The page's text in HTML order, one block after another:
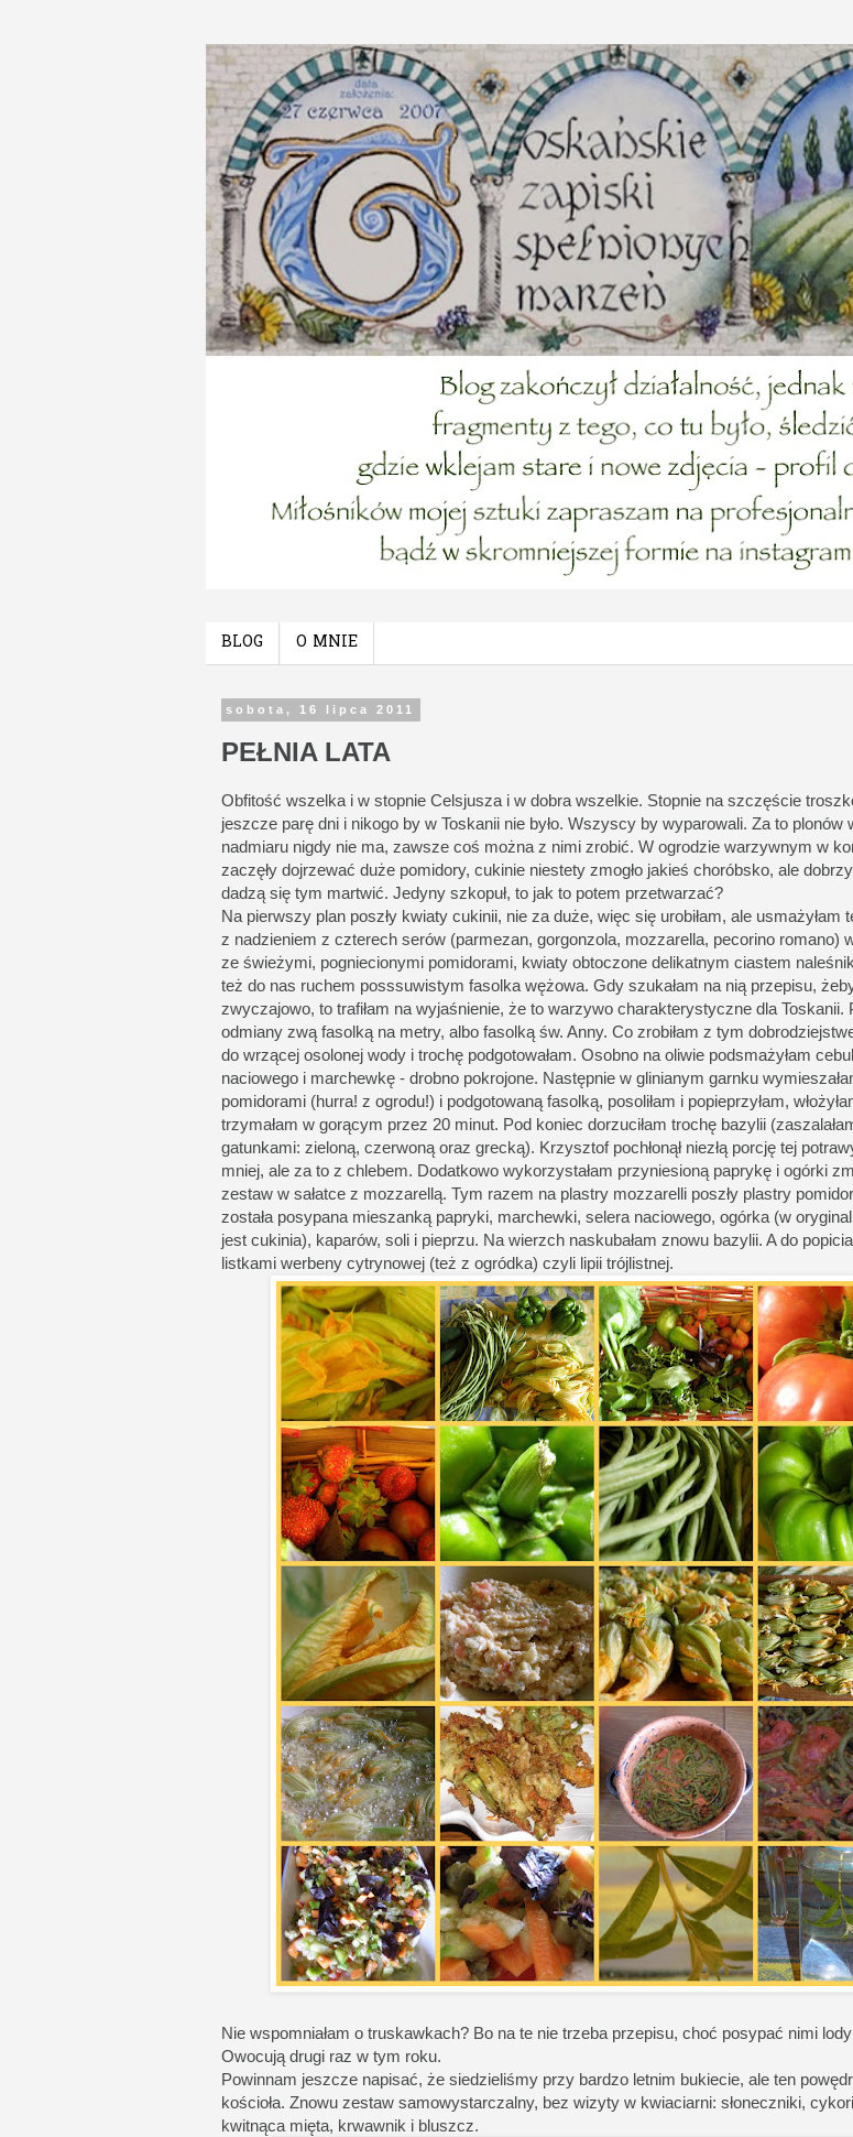
BLOG O MNIE
sobota, 16 lipca 2011
PEŁNIA LATA
Obfitość wszelka i w stopnie Celsjusza i w dobra wszelkie. Stopnie na szczęście
jeszcze parę dni i nikogo by w Toskanii nie było. Wszyscy by wyparowali. Za to plonów
nadmiaru nigdy nie ma, zawsze coś można z nimi zrobić. W ogrodzie warzywnym w
zaczęły dojrzewać duże pomidory, cukinie niestety zmogło jakieś choróbsko, ale
dadzą się tym martwić. Jedyny szkopuł, to jak to potem przetwarzać?
Na pierwszy plan poszły kwiaty cukinii, nie za duże, więc się urobiłam, ale usmażyłam
z nadzieniem z czterech serów (parmezan, gorgonzola, mozzarella, pecorino romano)
ze świeżymi, pogniecionymi pomidorami, kwiaty obtoczone delikatnym ciastem
też do nas ruchem posssuwistym fasolka wężowa. Gdy szukałam na nią przepisu,
zwyczajowo, to trafiłam na wyjaśnienie, że to warzywo charakterystyczne dla Toskanii.
odmiany zwą fasolką na metry, albo fasolką św. Anny. Co zrobiłam z tym
do wrzącej osolonej wody i trochę podgotowałam. Osobno na oliwie podsmażyłam
naciowego i marchewkę - drobno pokrojone. Następnie w glinianym garnku
pomidorami (hurra! z ogrodu!) i podgotowaną fasolką, posoliłam i popieprzyłam,
trzymałam w gorącym przez 20 minut. Pod koniec dorzuciłam trochę bazylii
gatunkami: zieloną, czerwoną oraz grecką). Krzysztof pochłonął niezłą porcję tej
mniej, ale za to z chlebem. Dodatkowo wykorzystałam przyniesioną paprykę i ogórki
zestaw w sałatce z mozzarellą. Tym razem na plastry mozzarelli poszły plastry
została posypana mieszanką papryki, marchewki, selera naciowego, ogórka (w
jest cukinia), kaparów, soli i pieprzu. Na wierzch naskubałam znowu bazylii. A do
listkami werbeny cytrynowej (też z ogródka) czyli lipii trójlistnej.
Nie wspomniałam o truskawkach? Bo na te nie trzeba przepisu, choć posypać nimi
Owocują drugi raz w tym roku.
Powinnam jeszcze napisać, że siedzieliśmy przy bardzo letnim bukiecie, ale ten
kościoła. Znowu zestaw samowystarczalny, bez wizyty w kwiaciarni: słoneczniki,
kwitnąca mięta, krwawnik i bluszcz.